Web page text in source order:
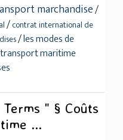
marchandise/
/contrat international de
/les modes de
transport maritime
" § Coûts
...